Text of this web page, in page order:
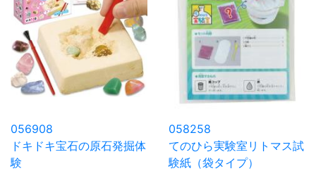
056908
ドキドキ宝石の原石発掘体
験
058258
てのひら実験室リトマス試
験紙（袋タイプ）